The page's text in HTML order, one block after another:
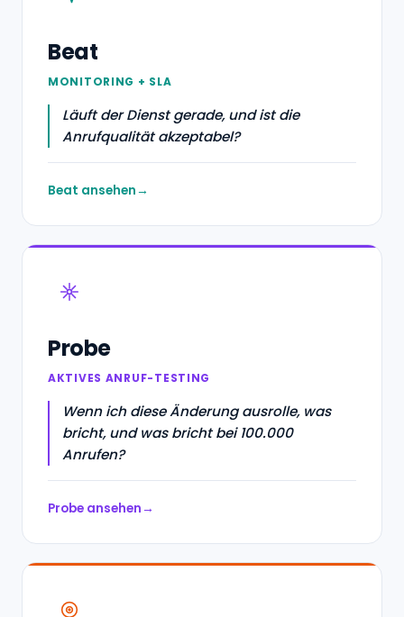
Beat
MONITORING + SLA
Läuft der Dienst gerade, und ist die
Anrufqualität akzeptabel?
Beat ansehen
Probe
AKTIVES ANRUF-TESTING
Wenn ich diese Änderung ausrolle, was
bricht, und was bricht bei 100.000
Anrufen?
Probe ansehen